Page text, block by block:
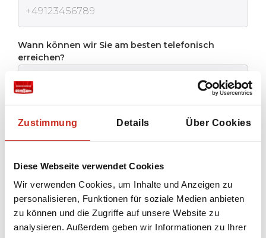
Zustimmung Details Über Cookies
Diese Webseite verwendet Cookies
Wir verwenden Cookies, um Inhalte und Anzeigen zu
personalisieren, Funktionen für soziale Medien anbieten
zu können und die Zugriffe auf unsere Website zu
analysieren. Außerdem geben wir Informationen zu Ihrer
Wann können wir Sie am besten telefonisch
erreichen?
Ich stimme der Datenschutzrichtlinievon
Dimsum Reisen zu
Senden